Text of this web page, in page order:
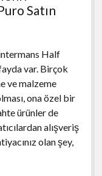
Satın
Half
var. Birçok
ve malzeme
ona özel bir
ürünler de
alışveriş
olan şey,